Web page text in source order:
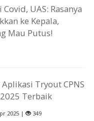
UAS: Rasanya
ke Kepala,
Mau Putus!
Tryout CPNS
Terbaik
2025 | 349